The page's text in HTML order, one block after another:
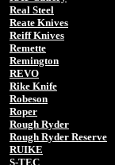
Real Steel
Reate Knives
Reiff Knives
Remette
Remington
REVO
Rike Knife
Robeson
Roper
Rough Ryder
Rough Ryder Reserve
RUIKE
S-TEC